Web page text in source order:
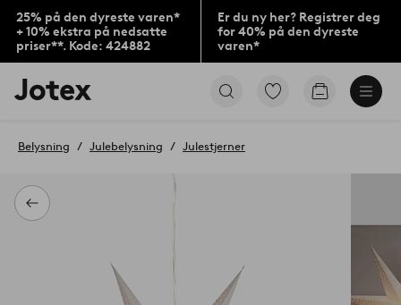
25% på den dyreste varen*
+ 10% ekstra på nedsatte
priser**. Kode: 424882
Er du ny her? Registrer deg
for 40% på den dyreste
varen*
Jotex’
logo
til
Gå
Gå
Tilbake
Belysning Julebelysning Julestjerner